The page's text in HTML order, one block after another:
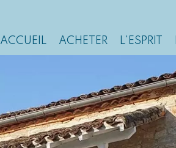
ACCUEIL ACHETER L'ESPRIT